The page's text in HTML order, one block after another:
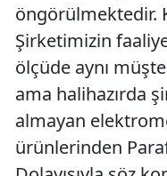
öngörülmektedir.
Şirketimizin
ölçüde aynı
ama halihazırda
almayan
ürünlerinden